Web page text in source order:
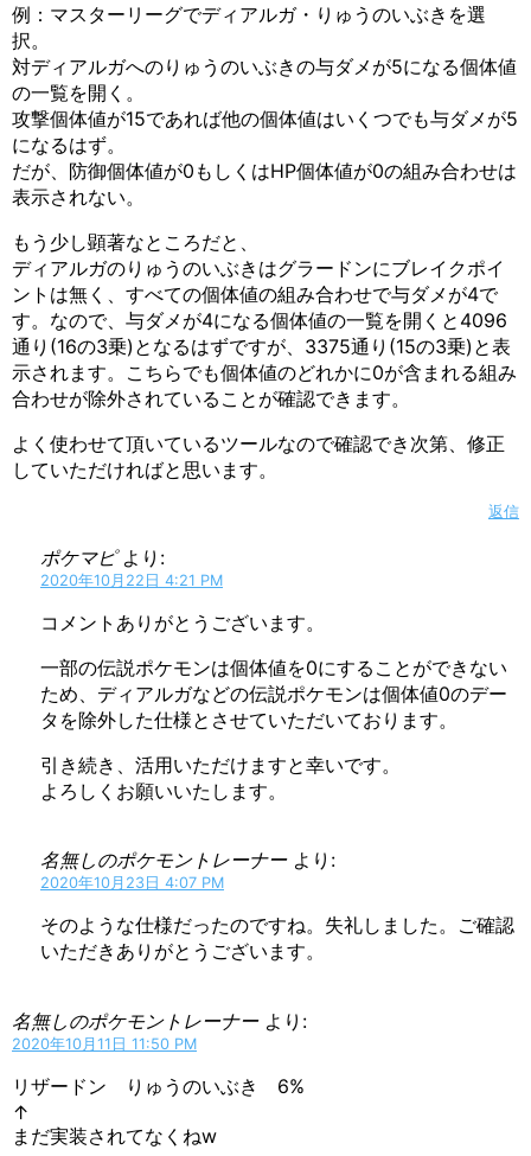
例：マスターリーグでディアルガ・りゅうのいぶきを選
択。
対ディアルガへのりゅうのいぶきの与ダメが5になる個体値
の一覧を開く。
攻撃個体値が15であれば他の個体値はいくつでも与ダメが5
になるはず。
だが、防御個体値が0もしくはHP個体値が0の組み合わせは
表示されない。
もう少し顕著なところだと、
ディアルガのりゅうのいぶきはグラードンにブレイクポイ
ントは無く、すべての個体値の組み合わせで与ダメが4で
す。なので、与ダメが4になる個体値の一覧を開くと4096
通り(16の3乗)となるはずですが、3375通り(15の3乗)と表
示されます。こちらでも個体値のどれかに0が含まれる組み
合わせが除外されていることが確認できます。
よく使わせて頂いているツールなので確認でき次第、修正
していただければと思います。
返信
ポケマピ より:
2020年10月22日 4:21 PM
コメントありがとうございます。
一部の伝説ポケモンは個体値を0にすることができない
ため、ディアルガなどの伝説ポケモンは個体値0のデー
タを除外した仕様とさせていただいております。
引き続き、活用いただけますと幸いです。
よろしくお願いいたします。
名無しのポケモントレーナー より:
2020年10月23日 4:07 PM
そのような仕様だったのですね。失礼しました。ご確認
いただきありがとうございます。
名無しのポケモントレーナー より:
2020年10月11日 11:50 PM
リザードン りゅうのいぶき 6%
↑
まだ実装されてなくねw